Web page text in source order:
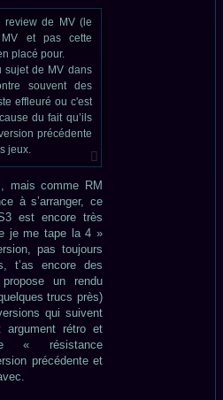
review de MV (le
et pas cette
placé pour.
sujet de MV dans
souvent des
effleuré ou c'est
du fait qu’ils
précédente
jeux.
mais comme RM
à s’arranger, ce
est encore très
je me tape la 4 »
pas toujours
t’as encore des
un rendu
trucs près)
qui suivent
argument rétro et
« résistance
précédente et